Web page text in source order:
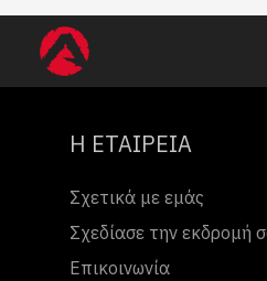
Η ΕΤΑΙΡΕΙΑ
Σχετικά με εμάς
Σχεδίασε την εκδρομή
Επικοινωνία